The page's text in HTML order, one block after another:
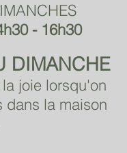
- 16h30
DIMANCHE
joie lorsqu'on
dans la maison